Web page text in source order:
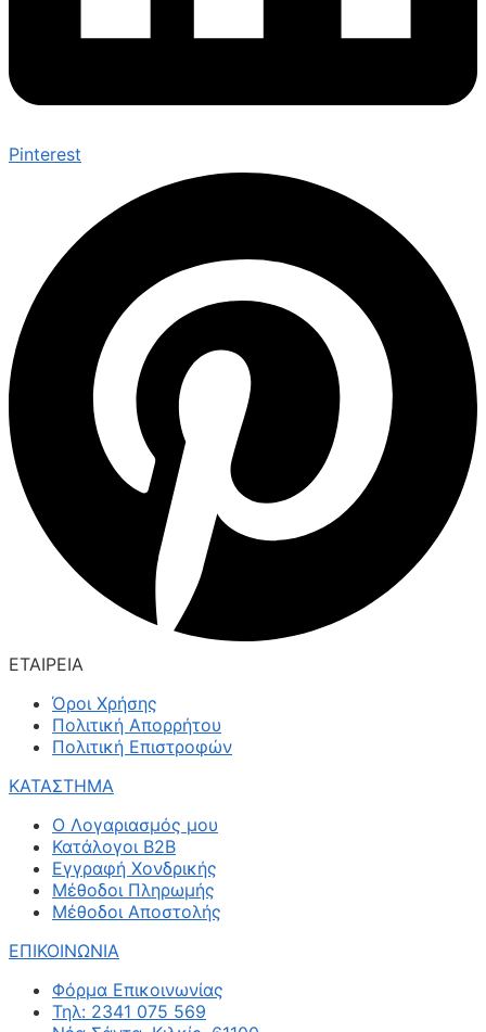
Pinterest
ΕΤΑΙΡΕΙΑ
Όροι Χρήσης
Πολιτική Απορρήτου
Πολιτική Επιστροφών
ΚΑΤΑΣΤΗΜΑ
Ο Λογαριασμός μου
Κατάλογοι B2B
Εγγραφή Χονδρικής
Μέθοδοι Πληρωμής
Μέθοδοι Αποστολής
ΕΠΙΚΟΙΝΩΝΙΑ
Φόρμα Επικοινωνίας
Τηλ: 2341 075 569